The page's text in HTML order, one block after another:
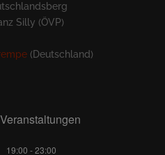
Silly (ÖVP)
(Deutschland)
19:00 -23:00